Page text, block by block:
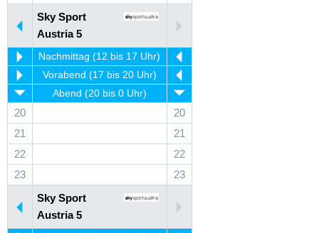
Sky Sport
Austria 5
Nachmittag (12 bis 17 Uhr)
Vorabend (17 bis 20 Uhr)
Abend (20 bis 0 Uhr)
20
20
21
21
22
22
23
23
Sky Sport
Austria 5